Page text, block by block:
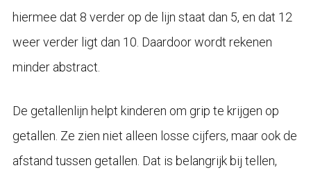
hiermee dat 8 verder op de lijn staat dan 5, en dat 12
weer verder ligt dan 10. Daardoor wordt rekenen
minder abstract.
De getallenlijn helpt kinderen om grip te krijgen op
getallen. Ze zien niet alleen losse cijfers, maar ook de
afstand tussen getallen. Dat is belangrijk bij tellen,